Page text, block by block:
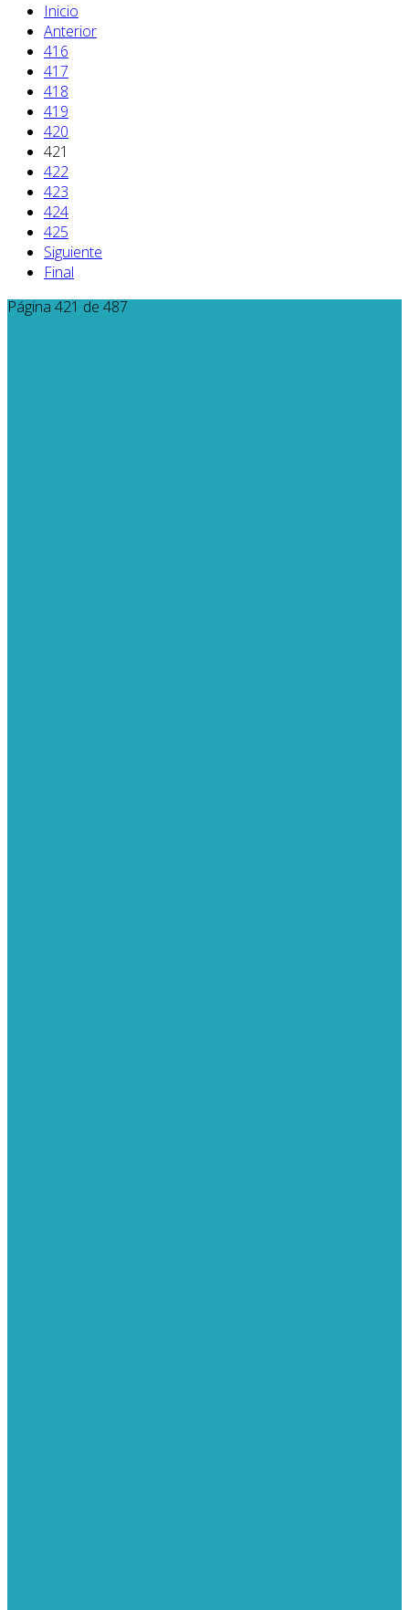
Inicio
Anterior
416
417
418
419
420
421
422
423
424
425
Siguiente
Final
Página 421 de 487